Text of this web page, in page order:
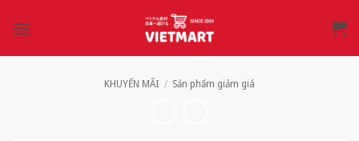
qua
KHUYẾN MÃI / Sản phẩm giảm giá